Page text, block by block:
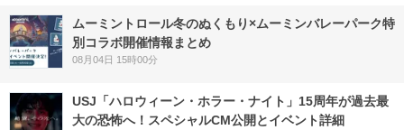
ムーミントロール冬のぬくもり×ムーミンバレーパーク特
別コラボ開催情報まとめ
08月04日 15時00分
USJ「ハロウィーン・ホラー・ナイト」15周年が過去最
大の恐怖へ！スペシャルCM公開とイベント詳細